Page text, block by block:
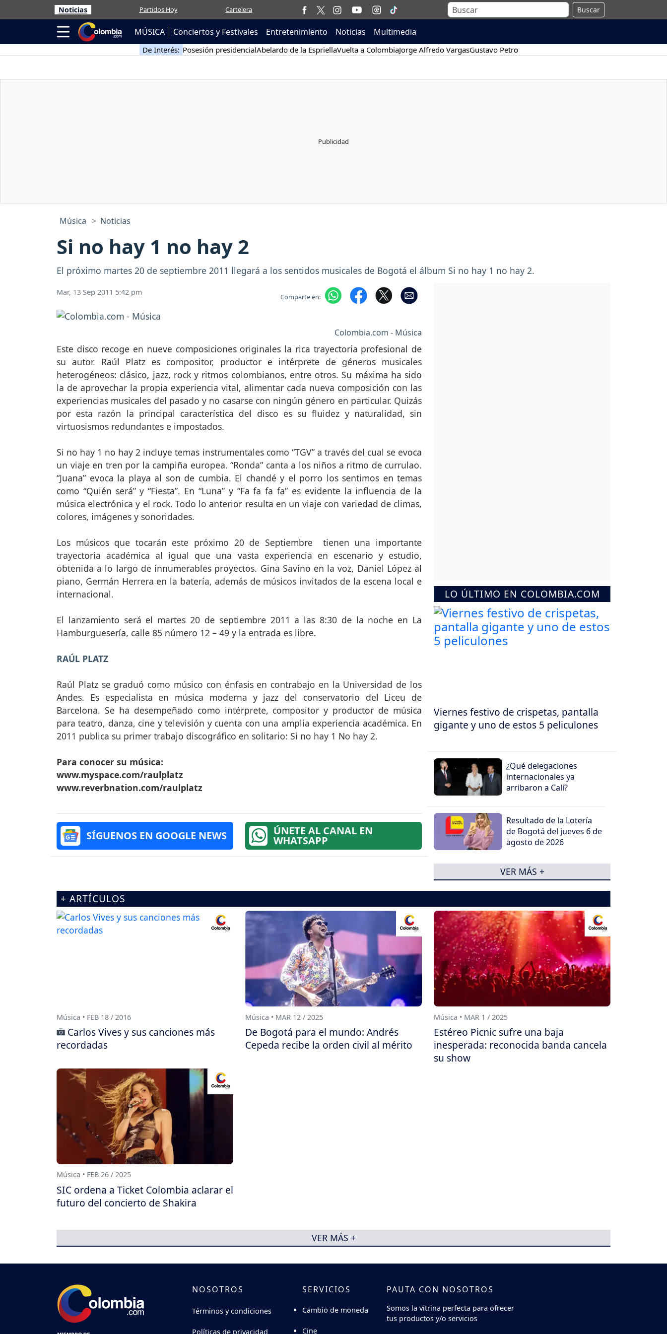
Noticias Partidos Hoy Cartelera Buscar
MÚSICA Conciertos y Festivales Entretenimiento Noticias Multimedia
De Interés: Posesión presidencialAbelardo de la EspriellaVuelta a ColombiaJorge Alfredo VargasGustavo Petro
Música Noticias
Si no hay 1 no hay 2
El próximo martes 20 de septiembre 2011 llegará a los sentidos musicales de Bogotá el álbum Si no hay 1 no hay 2.
Mar, 13 Sep 2011 5:42 pm Comparte en:
Colombia.com - Música
Este disco recoge en nueve composiciones originales la rica trayectoria profesional de
su autor. Raúl Platz es compositor, productor e intérprete de géneros musicales
heterogéneos: clásico, jazz, rock y ritmos colombianos, entre otros. Su máxima ha sido
la de aprovechar la propia experiencia vital, alimentar cada nueva composición con las
experiencias musicales del pasado y no casarse con ningún género en particular. Quizás
por esta razón la principal característica del disco es su fluidez y naturalidad, sin
virtuosismos redundantes e impostados.
Si no hay 1 no hay 2 incluye temas instrumentales como “TGV” a través del cual se evoca
un viaje en tren por la campiña europea. “Ronda” canta a los niños a ritmo de currulao.
“Juana” evoca la playa al son de cumbia. El chandé y el porro los sentimos en temas
como “Quién será” y “Fiesta”. En “Luna” y “Fa fa fa fa” es evidente la influencia de la
música electrónica y el rock. Todo lo anterior resulta en un viaje con variedad de climas,
colores, imágenes y sonoridades.
Los músicos que tocarán este próximo 20 de Septiembre tienen una importante
trayectoria académica al igual que una vasta experiencia en escenario y estudio,
obtenida a lo largo de innumerables proyectos. Gina Savino en la voz, Daniel López al
piano, Germán Herrera en la batería, además de músicos invitados de la escena local e
internacional.
El lanzamiento será el martes 20 de septiembre 2011 a las 8:30 de la noche en La
Hamburguesería, calle 85 número 12 – 49 y la entrada es libre.
RAÚL PLATZ
Raúl Platz se graduó como músico con énfasis en contrabajo en la Universidad de los
Andes. Es especialista en música moderna y jazz del conservatorio del Liceu de
Barcelona. Se ha desempeñado como intérprete, compositor y productor de música
para teatro, danza, cine y televisión y cuenta con una amplia experiencia académica. En
2011 publica su primer trabajo discográfico en solitario: Si no hay 1 No hay 2.
Para conocer su música:
www.myspace.com/raulplatz
www.reverbnation.com/raulplatz
SÍGUENOS EN GOOGLE NEWS ÚNETE AL CANAL EN
WHATSAPP
LO ÚLTIMO EN COLOMBIA.COM
Viernes festivo de crispetas, pantalla
gigante y uno de estos 5 peliculones
¿Qué delegaciones
internacionales ya
arribaron a Cali?
Resultado de la Lotería
de Bogotá del jueves 6 de
agosto de 2026
VER MÁS +
+ ARTÍCULOS
Música • FEB 18 / 2016
Carlos Vives y sus canciones más
recordadas
Música • MAR 12 / 2025
De Bogotá para el mundo: Andrés
Cepeda recibe la orden civil al mérito
Música • MAR 1 / 2025
Estéreo Picnic sufre una baja
inesperada: reconocida banda cancela
su show
Música • FEB 26 / 2025
SIC ordena a Ticket Colombia aclarar el
futuro del concierto de Shakira
VER MÁS +
NOSOTROS
Términos y condiciones
Políticas de privacidad
SERVICIOS
Cambio de moneda
Cine
PAUTA CON NOSOTROS
Somos la vitrina perfecta para ofrecer
tus productos y/o servicios